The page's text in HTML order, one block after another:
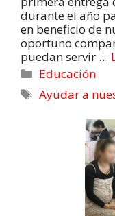
durante el año
en beneficio de
oportuno
puedan servir …
Educación
Ayudar a